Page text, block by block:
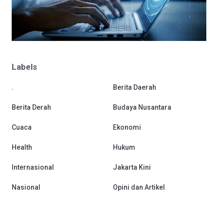
Labels
. Berita Daerah
Berita Derah Budaya Nusantara
Cuaca Ekonomi
Health Hukum
Internasional Jakarta Kini
Nasional Opini dan Artikel